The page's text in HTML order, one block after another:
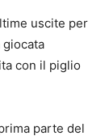
uscite per
giocata
con il piglio
parte del